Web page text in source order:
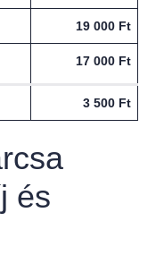
19 000 Ft
17 000 Ft
3 500 Ft
és